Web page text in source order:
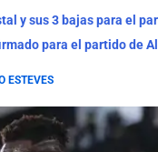
y sus 3 bajas para el
para el partido de
ESTEVES